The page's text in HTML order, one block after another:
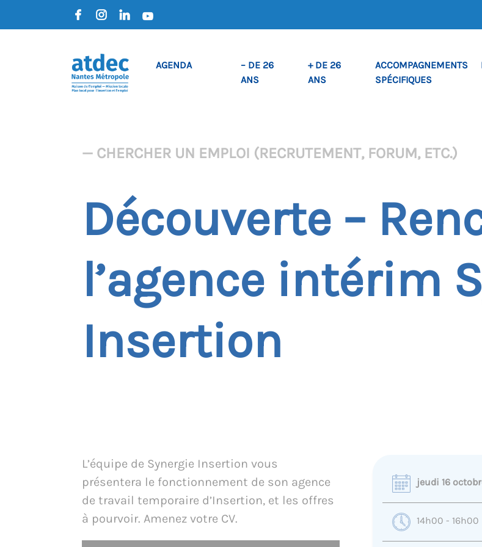
AGENDA
– DE 26
ANS
+ DE 26
ANS
ACCOMPAGNEMENTS
SPÉCIFIQUES
— CHERCHER UN EMPLOI (RECRUTEMENT, FORUM, ETC.)
Découverte –
l’agence intérim
Insertion
L’équipe de Synergie Insertion vous
présentera le fonctionnement de son agence
de travail temporaire d’Insertion, et les offres
à pourvoir. Amenez votre CV.
jeudi 16
14h00 - 16h00